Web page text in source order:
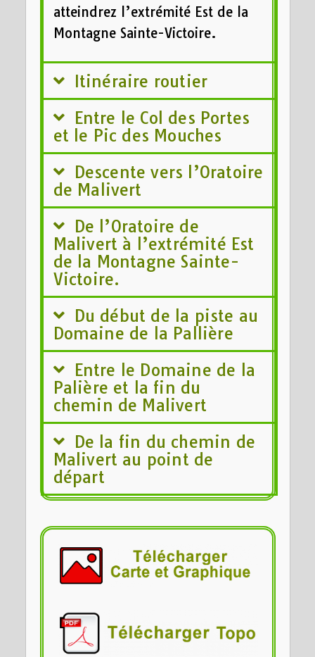
atteindrez l’extrémité Est de la
Montagne Sainte-Victoire.
Itinéraire routier
Entre le Col des Portes
et le Pic des Mouches
Descente vers l’Oratoire
de Malivert
De l’Oratoire de
Malivert à l’extrémité Est
de la Montagne Sainte-
Victoire.
Du début de la piste au
Domaine de la Pallière
Entre le Domaine de la
Palière et la fin du
chemin de Malivert
De la fin du chemin de
Malivert au point de
départ